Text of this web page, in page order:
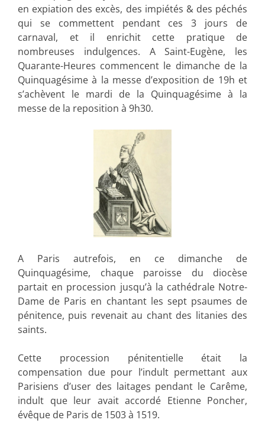
en expiation des excès, des impiétés & des péchés
qui se commettent pendant ces 3 jours de
carnaval, et il enrichit cette pratique de
nombreuses indulgences. A Saint-Eugène, les
Quarante-Heures commencent le dimanche de la
Quinquagésime à la messe d’exposition de 19h et
s’achèvent le mardi de la Quinquagésime à la
messe de la reposition à 9h30.
A Paris autrefois, en ce dimanche de
Quinquagésime, chaque paroisse du diocèse
partait en procession jusqu’à la cathédrale Notre-
Dame de Paris en chantant les sept psaumes de
pénitence, puis revenait au chant des litanies des
saints.
Cette procession pénitentielle était la
compensation due pour l’indult permettant aux
Parisiens d’user des laitages pendant le Carême,
indult que leur avait accordé Etienne Poncher,
évêque de Paris de 1503 à 1519.